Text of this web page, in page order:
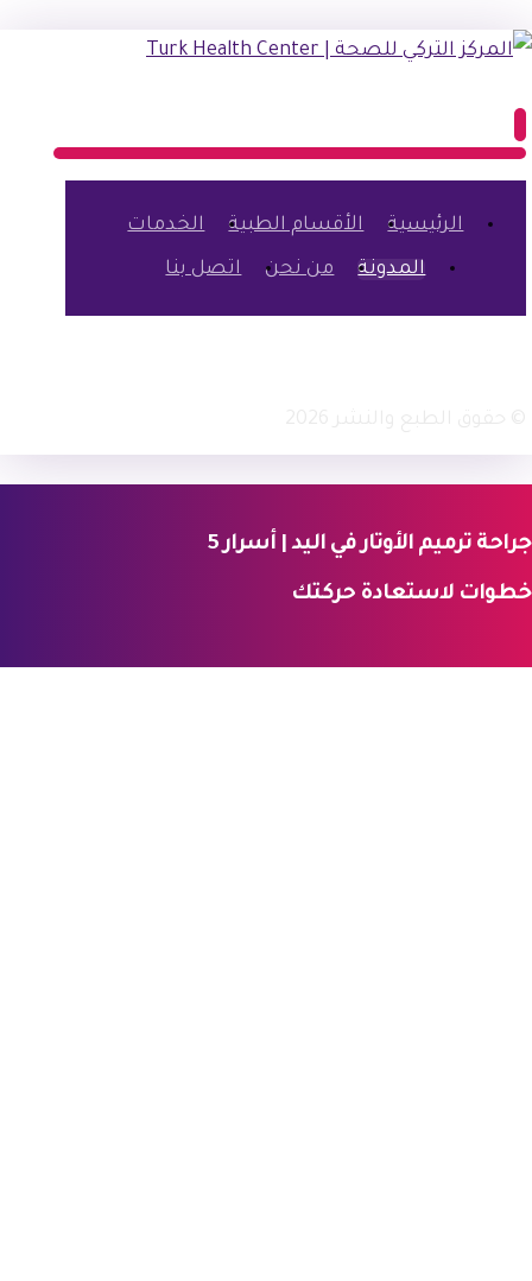
الرئيسية الأقسام الطبية الخدمات
المدونة من نحن اتصل بنا
الرئيسية المدونة جراحة التجميل جراحة ترميم الأوتار في اليد | أسرار 5
خطوات لاستعادة حركتك